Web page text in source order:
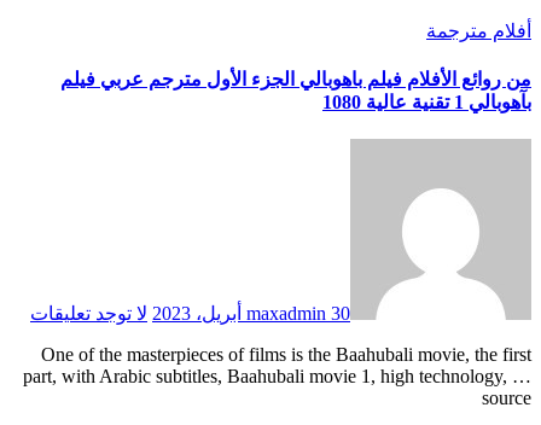
أفلام مترجمة
من روائع الأفلام فيلم باهوبالي الجزء الأول مترجم عربي فيلم
بآهوبالي 1 تقنية عالية 1080
maxadmin 30 أبريل، 2023
لا توجد تعليقات
One of the masterpieces of films is the Baahubali movie, the first
part, with Arabic subtitles, Baahubali movie 1, high technology, …
source